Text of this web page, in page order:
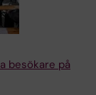
besökare på